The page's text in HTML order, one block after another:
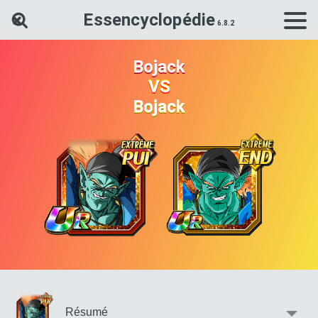
Essencyclopédie
Rechercher une carte Dokkan
Bojack
VS
Bojack